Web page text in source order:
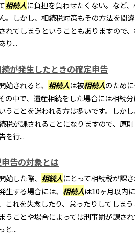
相続人に負担を負わせたくない。など
。しかし、相続税対策もその方法を間
れてしまうということもありますので
り...
が発生したときの確定申告
始されると、 相続人は被相続人のため
の中で、遺産相続をした場合には相続
うことを迷われる方は多いです。しか
税が課されることになりますので、原
を行...
告の対象とは
始した際、 相続人にとって相続税が課
生する場合には、 相続人は10ヶ月以内
これを失念したり、怠ったりしてしま
うことや場合によっては刑事罰が課さ
と...